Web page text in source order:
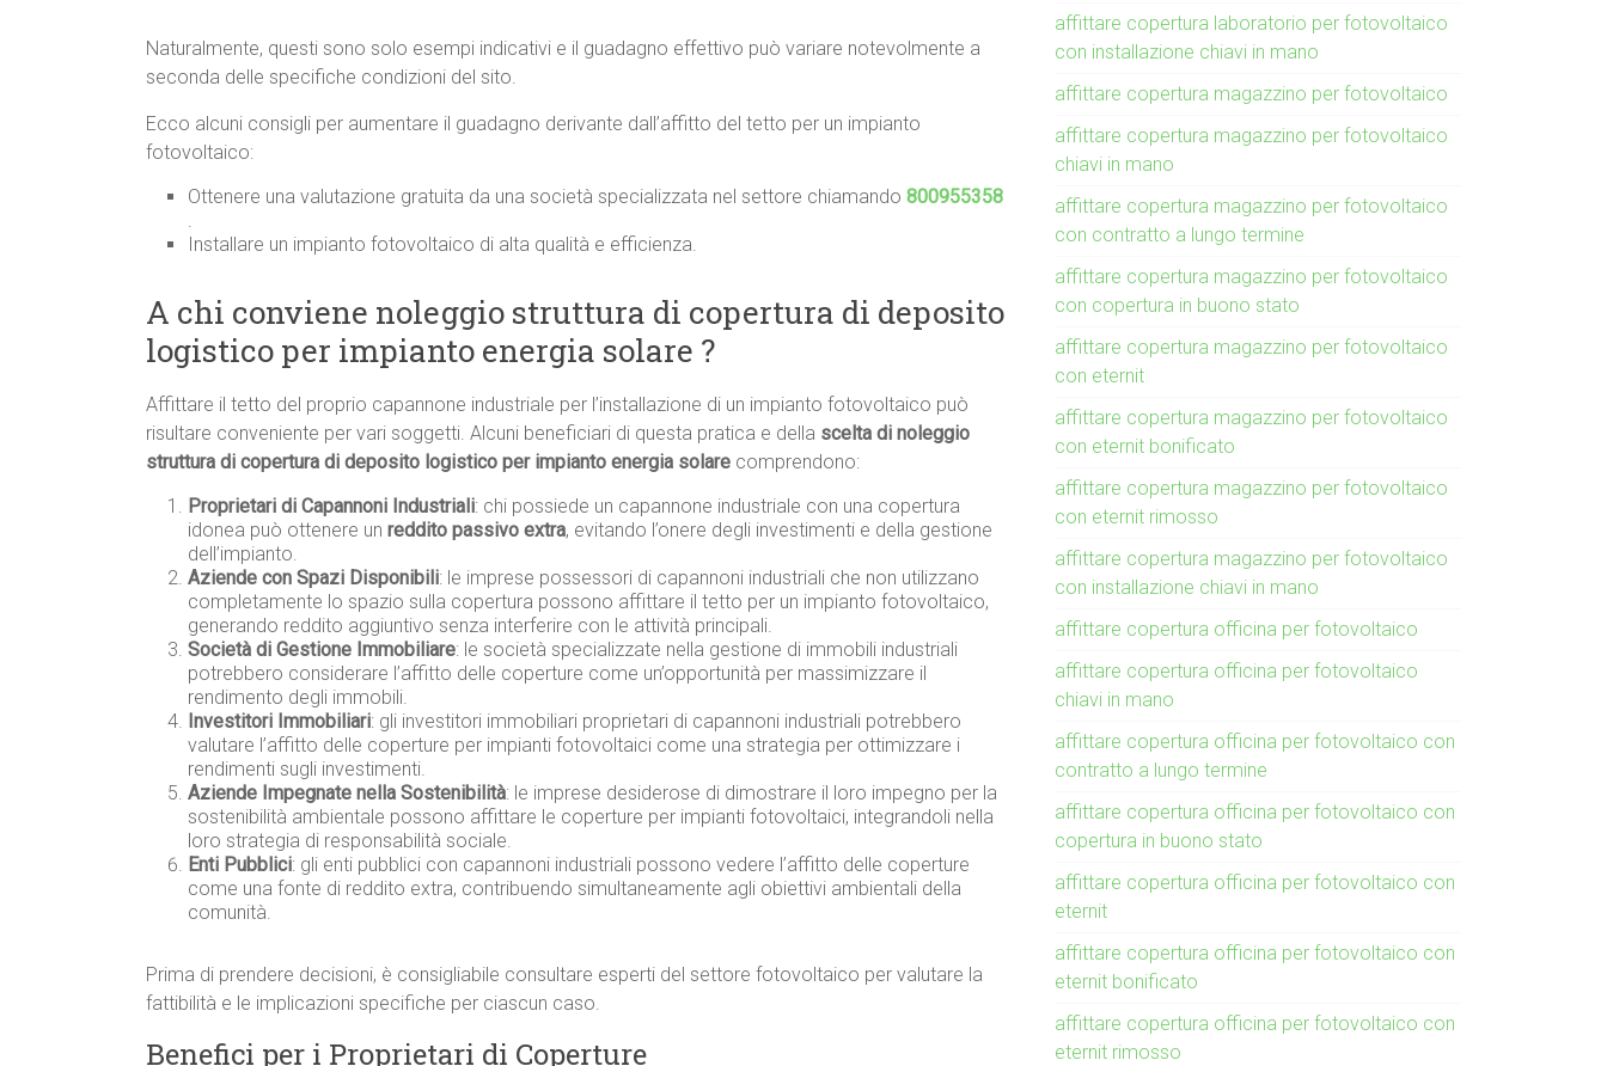
Naturalmente, questi sono solo esempi indicativi e il guadagno effettivo può variare notevolmente a
seconda delle specifiche condizioni del sito.
Ecco alcuni consigli per aumentare il guadagno derivante dall’affitto del tetto per un impianto
fotovoltaico:
Ottenere una valutazione gratuita da una società specializzata nel settore chiamando 800955358
.
Installare un impianto fotovoltaico di alta qualità e efficienza.
A chi conviene noleggio struttura di copertura di deposito
logistico per impianto energia solare ?
Affittare il tetto del proprio capannone industriale per l’installazione di un impianto fotovoltaico può
risultare conveniente per vari soggetti. Alcuni beneficiari di questa pratica e della scelta di noleggio
struttura di copertura di deposito logistico per impianto energia solare comprendono:
Proprietari di Capannoni Industriali: chi possiede un capannone industriale con una copertura
idonea può ottenere un reddito passivo extra, evitando l’onere degli investimenti e della gestione
dell’impianto.
Aziende con Spazi Disponibili: le imprese possessori di capannoni industriali che non utilizzano
completamente lo spazio sulla copertura possono affittare il tetto per un impianto fotovoltaico,
generando reddito aggiuntivo senza interferire con le attività principali.
Società di Gestione Immobiliare: le società specializzate nella gestione di immobili industriali
potrebbero considerare l’affitto delle coperture come un’opportunità per massimizzare il
rendimento degli immobili.
Investitori Immobiliari: gli investitori immobiliari proprietari di capannoni industriali potrebbero
valutare l’affitto delle coperture per impianti fotovoltaici come una strategia per ottimizzare i
rendimenti sugli investimenti.
Aziende Impegnate nella Sostenibilità: le imprese desiderose di dimostrare il loro impegno per la
sostenibilità ambientale possono affittare le coperture per impianti fotovoltaici, integrandoli nella
loro strategia di responsabilità sociale.
Enti Pubblici: gli enti pubblici con capannoni industriali possono vedere l’affitto delle coperture
come una fonte di reddito extra, contribuendo simultaneamente agli obiettivi ambientali della
comunità.
Prima di prendere decisioni, è consigliabile consultare esperti del settore fotovoltaico per valutare la
fattibilità e le implicazioni specifiche per ciascun caso.
Benefici per i Proprietari di Coperture
affittare copertura laboratorio per fotovoltaico
con installazione chiavi in mano
affittare copertura magazzino per fotovoltaico
affittare copertura magazzino per fotovoltaico
chiavi in mano
affittare copertura magazzino per fotovoltaico
con contratto a lungo termine
affittare copertura magazzino per fotovoltaico
con copertura in buono stato
affittare copertura magazzino per fotovoltaico
con eternit
affittare copertura magazzino per fotovoltaico
con eternit bonificato
affittare copertura magazzino per fotovoltaico
con eternit rimosso
affittare copertura magazzino per fotovoltaico
con installazione chiavi in mano
affittare copertura officina per fotovoltaico
affittare copertura officina per fotovoltaico
chiavi in mano
affittare copertura officina per fotovoltaico con
contratto a lungo termine
affittare copertura officina per fotovoltaico con
copertura in buono stato
affittare copertura officina per fotovoltaico con
eternit
affittare copertura officina per fotovoltaico con
eternit bonificato
affittare copertura officina per fotovoltaico con
eternit rimosso